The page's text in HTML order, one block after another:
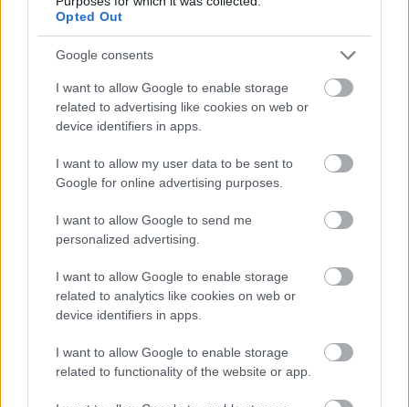
Opted Out
Google consents
I want to allow Google to enable storage
related to advertising like cookies on web or
device identifiers in apps.
I want to allow my user data to be sent to
Google for online advertising purposes.
I want to allow Google to send me
personalized advertising.
I want to allow Google to enable storage
related to analytics like cookies on web or
device identifiers in apps.
I want to allow Google to enable storage
related to functionality of the website or app.
Denne gangen i skiskyting. 54-åringen er nå
ansatt som en del av det ukrainske
skiskytterlandslaget. Det bekrefter det ukrainske
Les mer:
opp på sesongåpningen
Andrus Veerpalu fra Estland skal ha brukt bloddoping like
før VM 2009 i Liberec, der han uventet tok gull p 15-